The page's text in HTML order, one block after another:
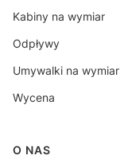
Kabiny na wymiar
Odpływy
Umywalki na wymiar
Wycena
O NAS